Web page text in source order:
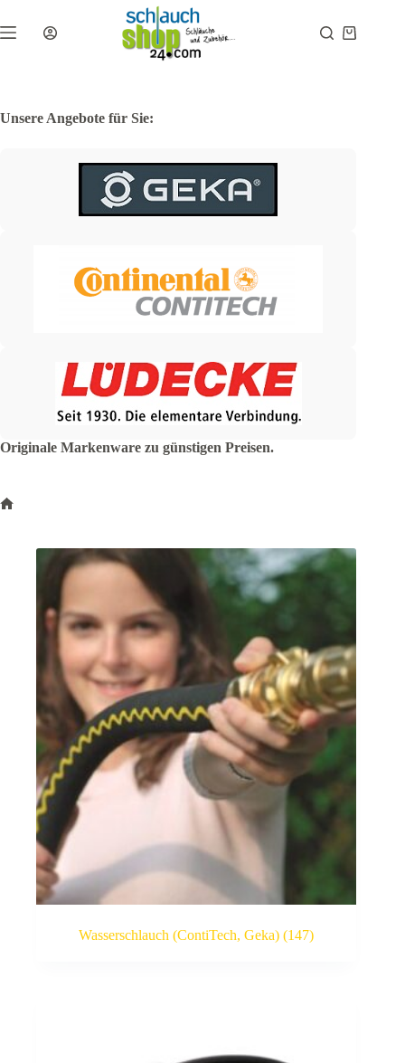
Inhalt
springen
Warenkorb
Unsere Angebote für Sie:
Originale Markenware zu günstigen Preisen.
Start
Wasserschlauch (ContiTech, Geka)(147)